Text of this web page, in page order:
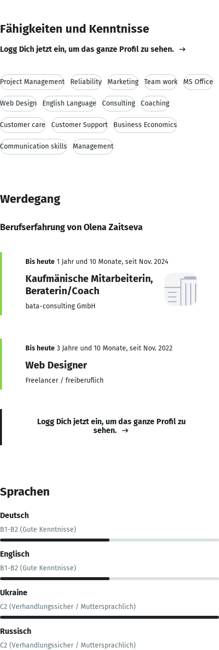
Fähigkeiten und Kenntnisse
Logg Dich jetzt ein, um das ganze Profil zu sehen.
Project Management Reliability Marketing Team work MS Office
Web Design English Language Consulting Coaching
Customer care Customer Support Business Economics
Communication skills Management
Werdegang
Berufserfahrung von Olena Zaitseva
Bis heute 1 Jahr und 10 Monate, seit Nov. 2024
Kaufmänische Mitarbeiterin,
Beraterin/Coach
bata-consulting GmbH
Bis heute 3 Jahre und 10 Monate, seit Nov. 2022
Web Designer
Freelancer / freiberuflich
Logg Dich jetzt ein, um das ganze Profil zu
sehen.
Sprachen
Deutsch
B1-B2 (Gute Kenntnisse)
Englisch
B1-B2 (Gute Kenntnisse)
Ukraine
C2 (Verhandlungssicher / Muttersprachlich)
Russisch
C2 (Verhandlungssicher / Muttersprachlich)